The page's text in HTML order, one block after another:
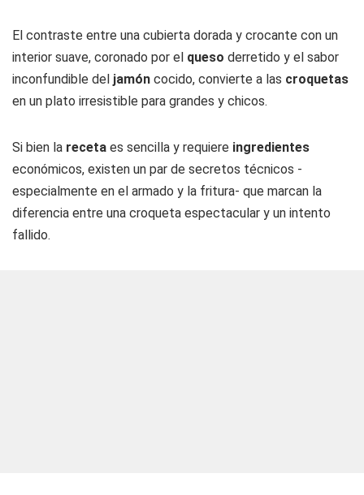
El contraste entre una cubierta dorada y crocante con un
interior suave, coronado por el queso derretido y el sabor
inconfundible del jamón cocido, convierte a las croquetas
en un plato irresistible para grandes y chicos.
Si bien la receta es sencilla y requiere ingredientes
económicos, existen un par de secretos técnicos -
especialmente en el armado y la fritura- que marcan la
diferencia entre una croqueta espectacular y un intento
fallido.